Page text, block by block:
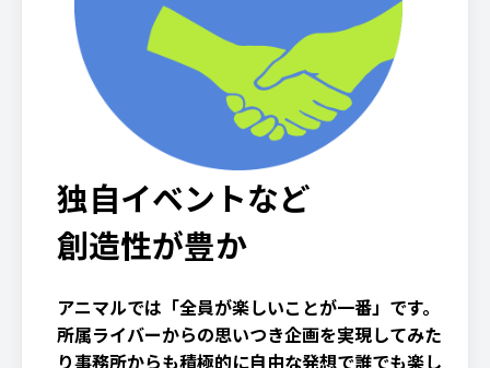
独自イベントなど
創造性が豊か
アニマルでは「全員が楽しいことが一番」です。
所属ライバーからの思いつき企画を実現してみた
り事務所からも積極的に自由な発想で誰でも楽し